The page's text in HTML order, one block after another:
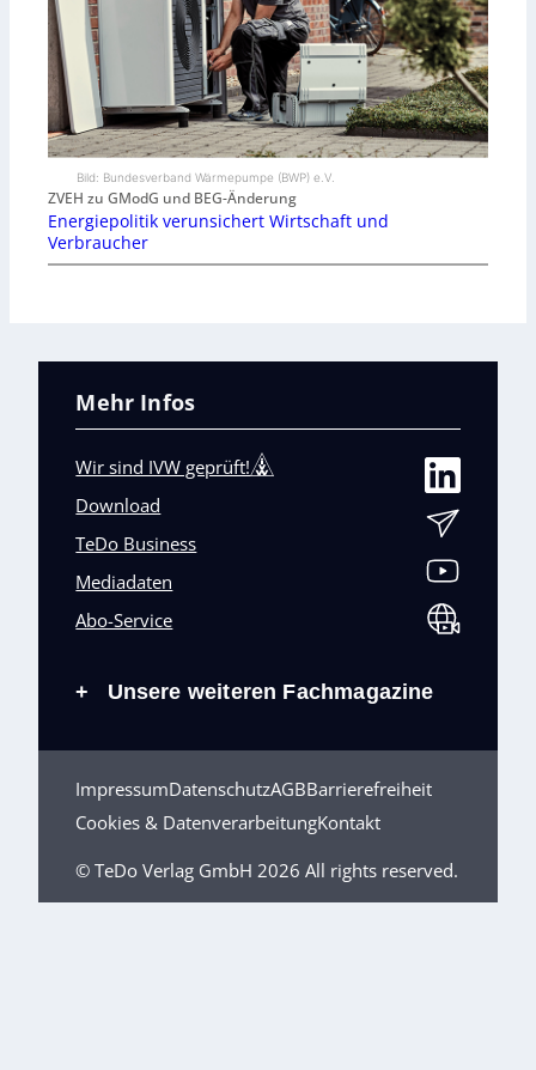
Bild: Bundesverband Wärmepumpe (BWP) e.V.
ZVEH zu GModG und BEG-Änderung
Energiepolitik verunsichert Wirtschaft und
Verbraucher
Mehr Infos
Wir sind IVW geprüft!
Download
TeDo Business
Mediadaten
Abo-Service
+ Unsere weiteren Fachmagazine
ImpressumDatenschutzAGBBarrierefreiheit
Cookies & DatenverarbeitungKontakt
© TeDo Verlag GmbH 2026 All rights reserved.